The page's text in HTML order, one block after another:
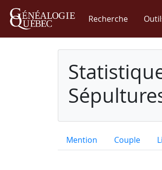
Recherche
Mention Couple